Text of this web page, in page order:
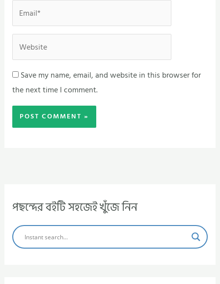
Email*
Website
Save my name, email, and website in this browser for
the next time I comment.
পছন্দের বইটি সহজেই খুঁজে নিন